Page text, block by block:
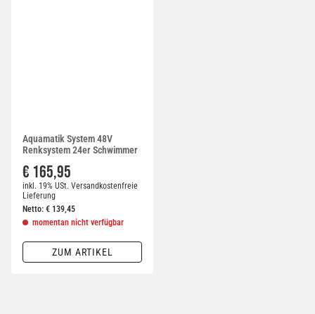
Aquamatik System 48V
Renksystem 24er Schwimmer
€ 165,95
inkl. 19% USt. Versandkostenfreie
Lieferung
Netto: € 139,45
momentan nicht verfügbar
ZUM ARTIKEL